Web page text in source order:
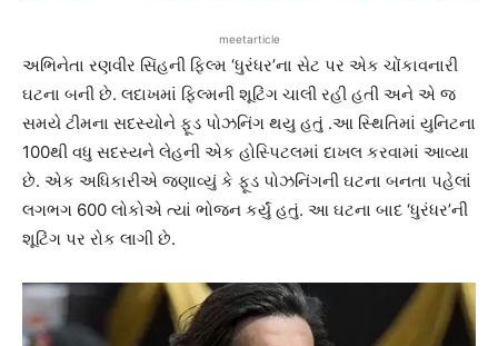
meetarticle
અભિનેતા રણવીર સિંહની ફિલ્મ ‘ધુરંધર’ના સેટ પર એક ચોંકાવનારી
ઘટના બની છે. લદાખમાં ફિલ્મની શૂટિંગ ચાલી રહી હતી અને એ જ
સમયે ટીમના સદસ્યોને ફૂડ પોઝનિંગ થયુ હતું .આ સ્થિતિમાં યુનિટના
100થી વધુ સદસ્યને લેહની એક હોસ્પિટલમાં દાખલ કરવામાં આવ્યા
છે. એક અધિકારીએ જણાવ્યું કે ફૂડ પોઝનિંગની ઘટના બનતા પહેલાં
લગભગ 600 લોકોએ ત્યાં ભોજન કર્યું હતું. આ ઘટના બાદ ‘ધુરંધર’ની
શૂટિંગ પર રોક લાગી છે.